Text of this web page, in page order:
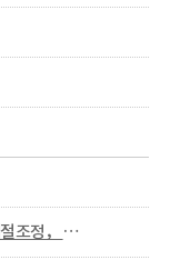
자본재형태별 총자본형성(계절조정， 실질， 분기)